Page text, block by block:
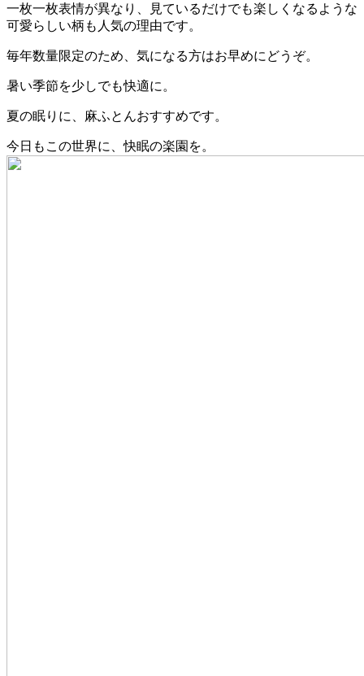
一枚一枚表情が異なり、見ているだけでも楽しくなるような
可愛らしい柄も人気の理由です。
毎年数量限定のため、気になる方はお早めにどうぞ。
暑い季節を少しでも快適に。
夏の眠りに、麻ふとんおすすめです。
今日もこの世界に、快眠の楽園を。